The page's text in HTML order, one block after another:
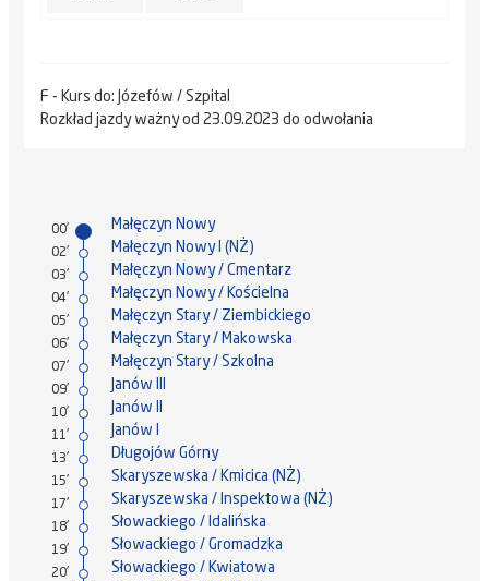
F - Kurs do: Józefów / Szpital
Rozkład jazdy ważny od 23.09.2023 do odwołania
00' Małęczyn Nowy
02' Małęczyn Nowy I (NŻ)
03' Małęczyn Nowy / Cmentarz
04' Małęczyn Nowy / Kościelna
05' Małęczyn Stary / Ziembickiego
06' Małęczyn Stary / Makowska
07' Małęczyn Stary / Szkolna
09' Janów III
10' Janów II
11' Janów I
13' Długojów Górny
15' Skaryszewska / Kmicica (NŻ)
17' Skaryszewska / Inspektowa (NŻ)
18' Słowackiego / Idalińska
19' Słowackiego / Gromadzka
20' Słowackiego / Kwiatowa